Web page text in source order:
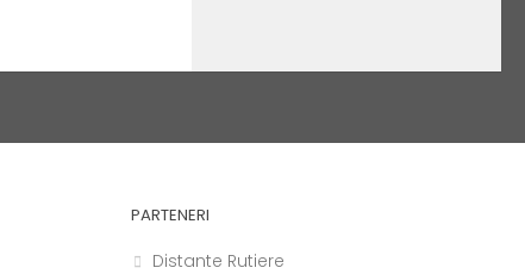
PARTENERI
Distante Rutiere